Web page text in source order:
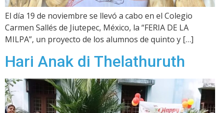
El día 19 de noviembre se llevó a cabo en el Colegio
Carmen Sallés de Jiutepec, México, la “FERIA DE LA
MILPA”, un proyecto de los alumnos de quinto y […]
Hari Anak di Thelathuruth